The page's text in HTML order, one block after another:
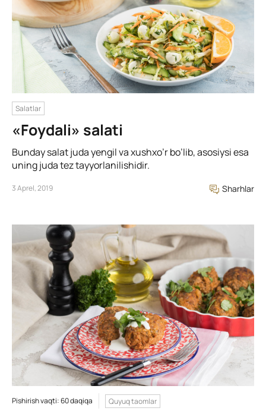
Salatlar
«Foydali» salati
Bunday salat juda yengil va xushxo’r bo’lib, asosiysi esa
uning juda tez tayyorlanilishidir.
3 Aprel, 2019 Sharhlar
Pishirish vaqti: 60 daqiqa Quyuq taomlar